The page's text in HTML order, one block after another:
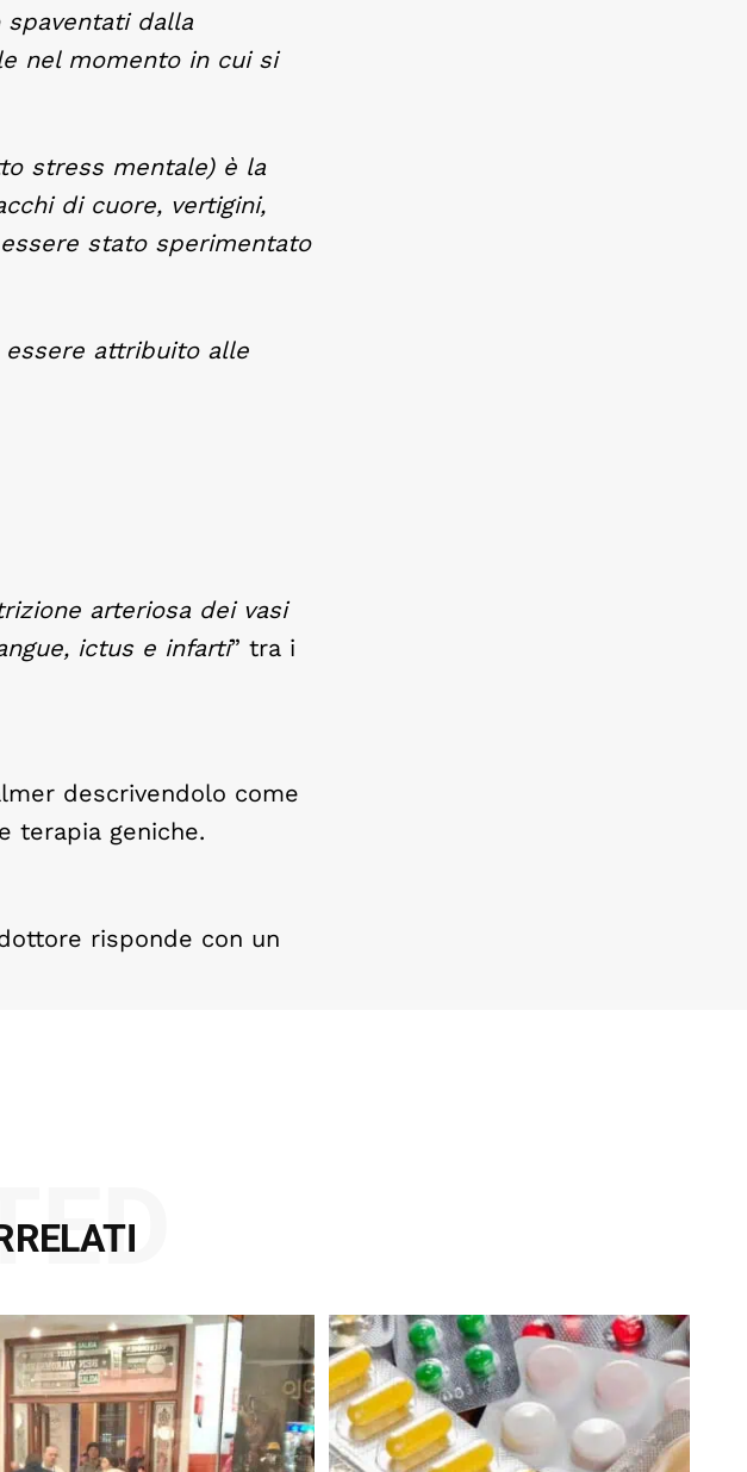
dalla
nel momento in cui si
stress mentale) è la
di cuore, vertigini,
stato sperimentato
attribuito alle
arteriosa dei vasi
ictus e infarti” tra i
descrivendolo come
terapia geniche.
risponde con un